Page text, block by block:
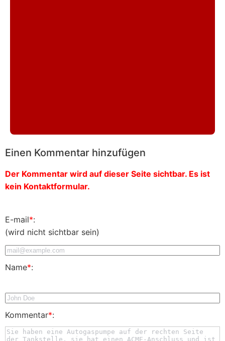
Einen Kommentar hinzufügen
Der Kommentar wird auf dieser Seite sichtbar. Es ist
kein Kontaktformular.
E-mail*:
(wird nicht sichtbar sein)
Name*:
Kommentar*: